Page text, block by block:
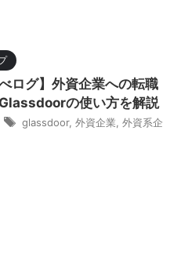
べログ】外資企業への転職
の使い方を解説
glassdoor, 外資企業 外資系企